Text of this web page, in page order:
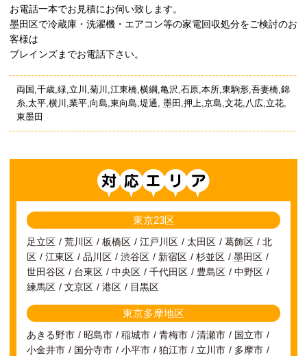
お電話一本でお見積にお伺い致します。
墨田区で冷蔵庫・洗濯機・エアコン等の家電回収処分をご検討のお
客様は
ブレインズまでお電話下さい。
両国,千歳,緑,立川,菊川,江東橋,横綱,亀沢,石原,本所,東駒形,吾妻橋,錦
糸,太平,横川,業平,向島,東向島,堤通, 墨田,押上,京島,文花,八広,立花,
東墨田
東京23区
足立区 荒川区 板橋区 江戸川区 太田区 葛飾区
北
区
江東区 品川区 渋谷区 新宿区 杉並区
墨田区
世田谷区
台東区 中央区 千代田区 豊島区
中野区
練馬区
文京区 港区 目黒区
東京多摩地区
あきる野市 昭島市 稲城市 青梅市 清瀬市
国立市
小金井市
国分寺市 小平市 狛江市 立川市
多摩市